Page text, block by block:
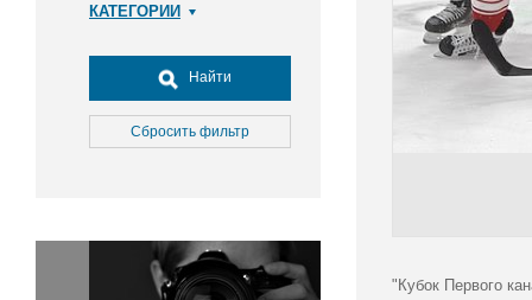
КАТЕГОРИИ
Досуг, туризм и отдых
Культура
Медицина
Окружающая среда
Политика
Найти
Сбросить фильтр
"Кубок Первого